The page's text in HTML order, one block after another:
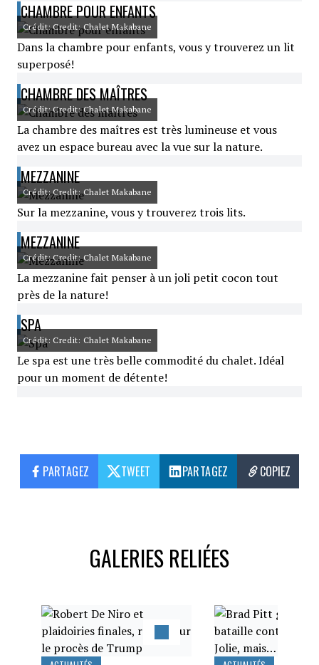
CHAMBRE POUR ENFANTS
Crédit: Credit: Chalet Makabane
Dans la chambre pour enfants, vous y trouverez un lit
superposé!
CHAMBRE DES MAÎTRES
Crédit: Credit: Chalet Makabane
La chambre des maîtres est très lumineuse et vous
avez un espace bureau avec la vue sur la nature.
MEZZANINE
Crédit: Credit: Chalet Makabane
Sur la mezzanine, vous y trouverez trois lits.
MEZZANINE
Crédit: Credit: Chalet Makabane
La mezzanine fait penser à un joli petit cocon tout
près de la nature!
SPA
Crédit: Credit: Chalet Makabane
Le spa est une très belle commodité du chalet. Idéal
pour un moment de détente!
PARTAGEZ TWEET PARTAGEZ COPIEZ
GALERIES RELIÉES